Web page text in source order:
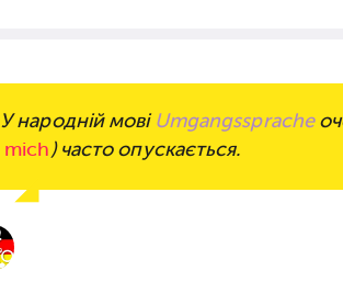
У народній мовіUmgangssprache
mich) часто опускається.​